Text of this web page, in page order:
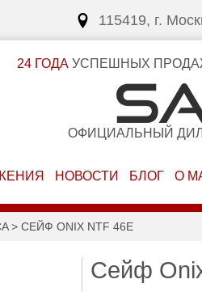
115419, г.
24 ГОДАУСПЕШНЫХ
ОФИЦИАЛЬНЫЙ
НОВОСТИ БЛОГ О
СЕЙФ ONIX NTF 46E
Сейф